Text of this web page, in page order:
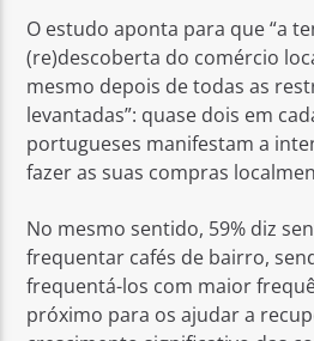
O estudo aponta para que “a
(re)descoberta do comércio
mesmo depois de todas as
levantadas”: quase dois em
portugueses manifestam a
fazer as suas compras
No mesmo sentido, 59% diz
frequentar cafés de bairro,
frequentá-los com maior
próximo para os ajudar a